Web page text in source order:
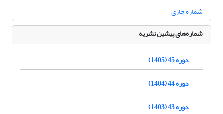
شماره جاری
شماره‌های پیشین نشریه
دوره 45 (1405)
دوره 44 (1404)
دوره 43 (1403)